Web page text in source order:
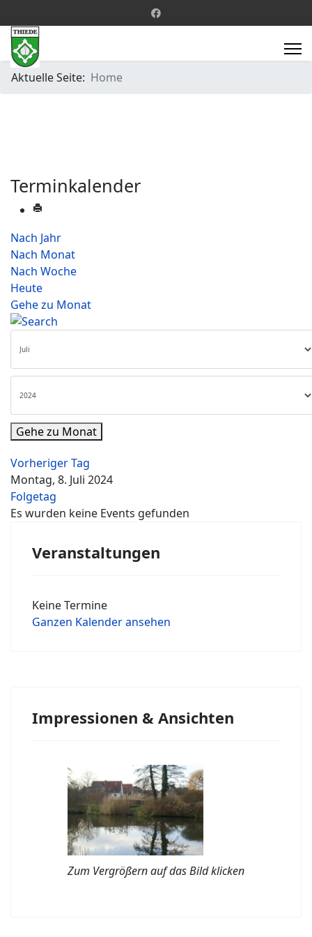
Aktuelle Seite: Home
Terminkalender
Nach Jahr
Nach Monat
Nach Woche
Heute
Gehe zu Monat
Gehe zu Monat
Vorheriger Tag
Montag, 8. Juli 2024
Folgetag
Es wurden keine Events gefunden
Veranstaltungen
Keine Termine
Ganzen Kalender ansehen
Impressionen & Ansichten
Zum Vergrößern auf das Bild klicken